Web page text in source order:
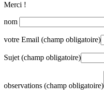
Merci !
nom
votre Email (champ obligatoire)
Sujet (champ obligatoire)
observations (champ obligatoire)